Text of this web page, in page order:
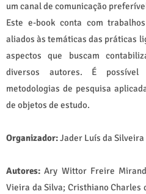
um canal de comunicação
Este e-book conta com
aliados às temáticas das práticas
aspectos que buscam
diversos autores. É
metodologias de pesquisa
de objetos de estudo.
Organizador:Jader Luís da Silveira
Autores: Ary Wittor Freire
Vieira da Silva; Cristhiano Charles